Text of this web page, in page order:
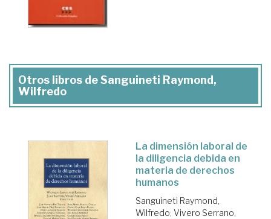
Otros libros de Sanguineti Raymond,
Wilfredo
La dimensión laboral de
la diligencia debida en
materia de derechos
humanos
Sanguineti Raymond,
Wilfredo; Vivero Serrano,